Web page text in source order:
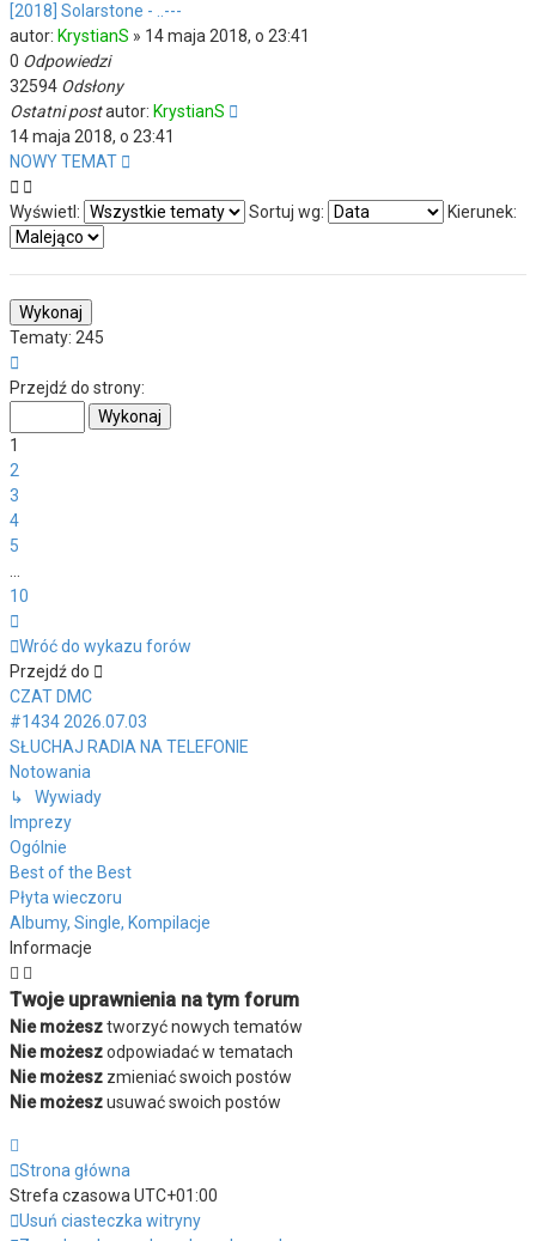
[2018] Solarstone - ..---
autor: KrystianS » 14 maja 2018, o 23:41
0 Odpowiedzi
32594 Odsłony
Ostatni postautor: KrystianS
14 maja 2018, o 23:41
NOWY TEMAT
Wyświetl: Sortuj wg: Kierunek:
Tematy: 245
1
10
Przejdź do strony:
1
2
3
4
5
10
Wróć do wykazu forów
Przejdź do
CZAT DMC
#1434 2026.07.03
SŁUCHAJ RADIA NA TELEFONIE
Notowania
↳ Wywiady
Imprezy
Ogólnie
Best of the Best
Płyta wieczoru
Albumy, Single, Kompilacje
Informacje
Twoje uprawnienia na tym forum
Nie możesztworzyć nowych tematów
Nie możeszodpowiadać w tematach
Nie możesz zmieniać swoich postów
Nie możeszusuwać swoich postów
Strona główna
Strefa czasowa UTC+01:00
Usuń ciasteczka witryny